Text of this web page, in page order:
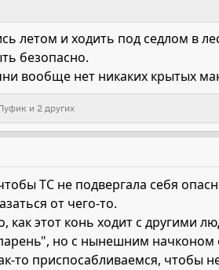
летом и ходить под седлом
безопасно.
вообще нет никаких крытых
и 2 других
ТС не подвергала себя
от чего-то.
как этот конь ходит с другими
но с нынешним начконом
то приспосабливаемся, чтобы